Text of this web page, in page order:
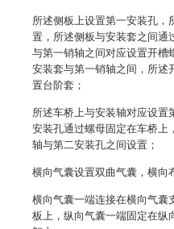
所述侧板上设置第一安装孔，
置，所述侧板与安装套之间通
与第一销轴之间对应设置开槽
安装套与第一销轴之间，所述
置台阶套；
所述车桥上与安装轴对应设置
安装孔通过螺母固定在车桥上
轴与第二安装孔之间设置；
横向气囊设置双曲气囊，横向
横向气囊一端连接在横向气囊
板上，纵向气囊一端固定在纵